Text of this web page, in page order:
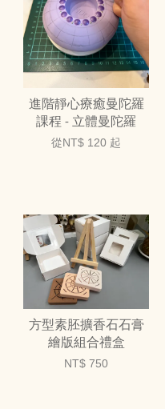
進階靜心療癒曼陀羅
課程 - 立體曼陀羅
從 NT$ 120 起
方型素胚擴香石石膏
繪版組合禮盒
NT$ 750